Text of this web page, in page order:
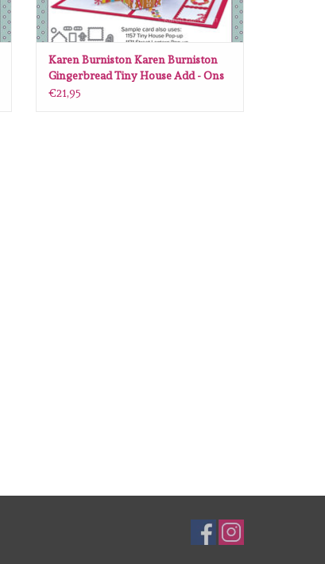
Karen Burniston Karen Burniston
Gingerbread Tiny House Add - Ons
1173
€21,95